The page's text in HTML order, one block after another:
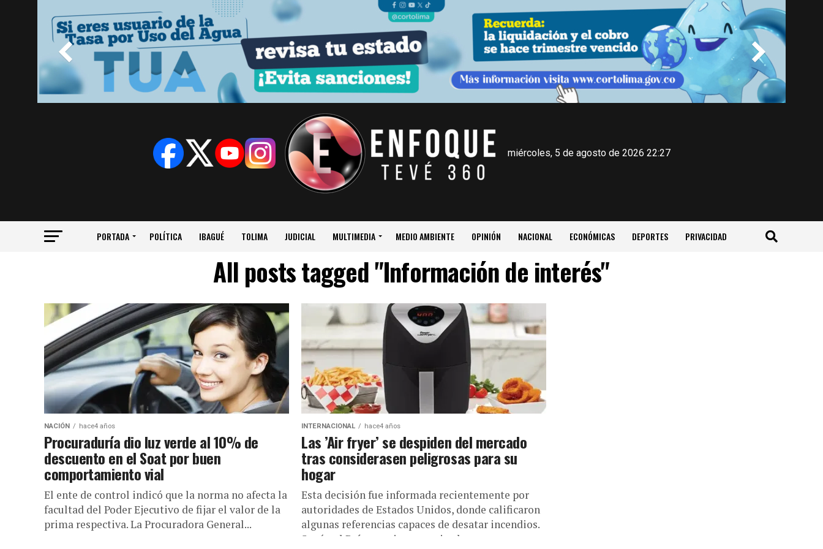
miércoles, 5 de agosto de 2026 22:27
PORTADA POLÍTICA IBAGUÉ TOLIMA JUDICIAL MULTIMEDIA MEDIO AMBIENTE OPINIÓN NACIONAL ECONÓMICAS DEPORTES PRIVACIDAD
All posts tagged "Información de interés"
NACIÓN hace4 años
Procuraduría dio luz verde al 10% de
descuento en el Soat por buen
comportamiento vial
El ente de control indicó que la norma no afecta la
facultad del Poder Ejecutivo de fijar el valor de la
prima respectiva. La Procuradora General...
INTERNACIONAL hace4 años
Las ’Air fryer’ se despiden del mercado
tras considerasen peligrosas para su
hogar
Esta decisión fue informada recientemente por
autoridades de Estados Unidos, donde calificaron
algunas referencias capaces de desatar incendios.
Según el País americano, varios hogares se